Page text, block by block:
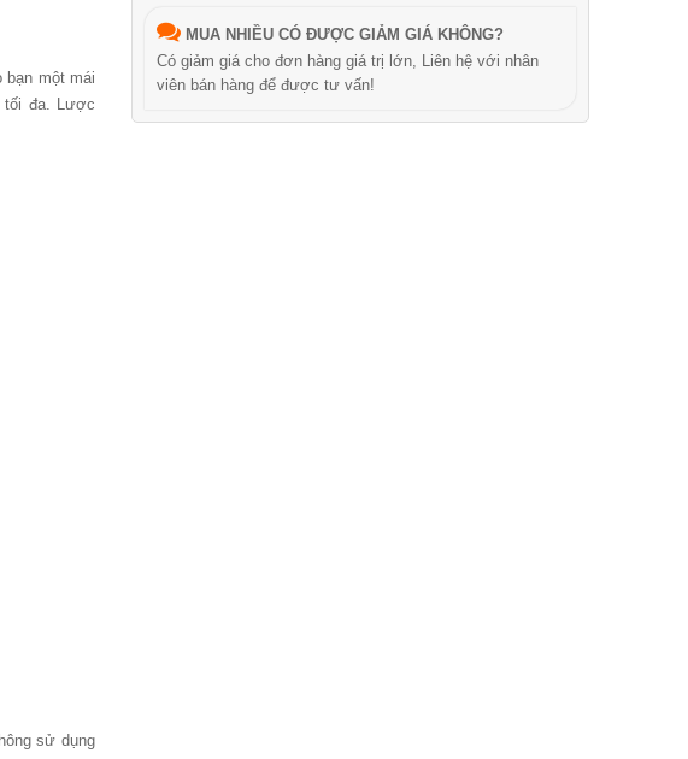
bạn một mái
tối đa. Lược
sử dụng
MUA NHIỀU CÓ ĐƯỢC GIẢM GIÁ KHÔNG?
Có giảm giá cho đơn hàng giá trị lớn, Liên hệ với nhân
viên bán hàng để được tư vấn!